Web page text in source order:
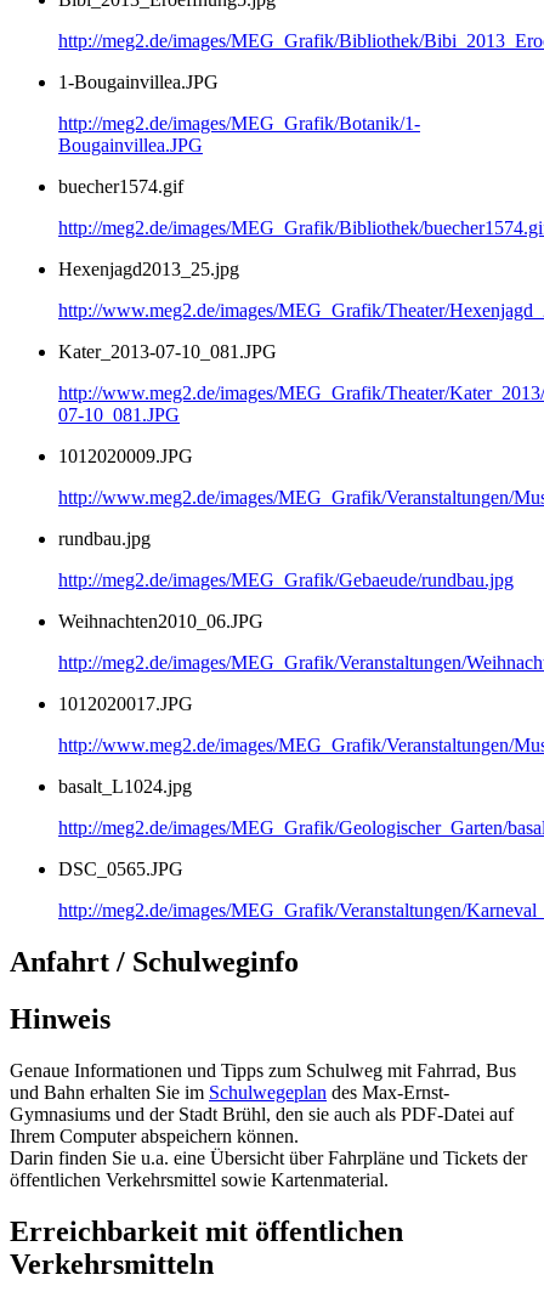
http://meg2.de/images/MEG_Grafik/Bibliothek/
1-Bougainvillea.JPG
http://meg2.de/images/MEG_Grafik/Botanik/1-
Bougainvillea.JPG
buecher1574.gif
http://meg2.de/images/MEG_Grafik/Bibliothek/
Hexenjagd2013_25.jpg
http://www.meg2.de/images/MEG_Grafik/Theater/
Kater_2013-07-10_081.JPG
http://www.meg2.de/images/MEG_Grafik/Theater/
07-10_081.JPG
1012020009.JPG
http://www.meg2.de/images/MEG_Grafik/Veranstaltungen/
rundbau.jpg
http://meg2.de/images/MEG_Grafik/Gebaeude/rundbau.jpg
Weihnachten2010_06.JPG
http://meg2.de/images/MEG_Grafik/Veranstaltungen/
1012020017.JPG
http://www.meg2.de/images/MEG_Grafik/Veranstaltungen/
basalt_L1024.jpg
http://meg2.de/images/MEG_Grafik/Geologischer_Garten/
DSC_0565.JPG
http://meg2.de/images/MEG_Grafik/Veranstaltungen/
Anfahrt / Schulweginfo
Hinweis
Genaue Informationen und Tipps zum Schulweg mit Fahrrad, Bus
und Bahn erhalten Sie im Schulwegeplan des Max-Ernst-
Gymnasiums und der Stadt Brühl, den sie auch als PDF-Datei auf
Ihrem Computer abspeichern können.
Darin finden Sie u.a. eine Übersicht über Fahrpläne und Tickets der
öffentlichen Verkehrsmittel sowie Kartenmaterial.
Erreichbarkeit mit öffentlichen
Verkehrsmitteln